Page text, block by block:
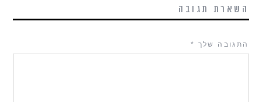
השארת תגובה
התגובה שלך *